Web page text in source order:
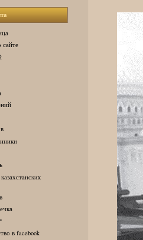
в facebook